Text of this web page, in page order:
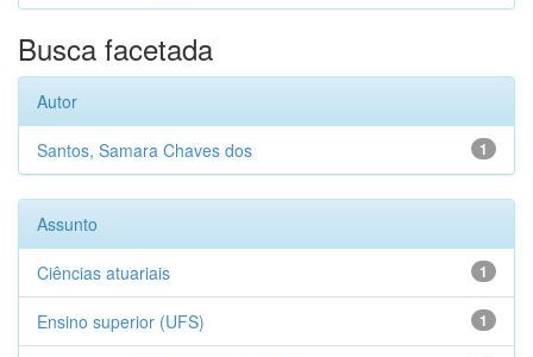
Busca facetada
Autor
1
Santos, Samara Chaves dos
Assunto
1
Ciências atuariais
1
Ensino superior (UFS)